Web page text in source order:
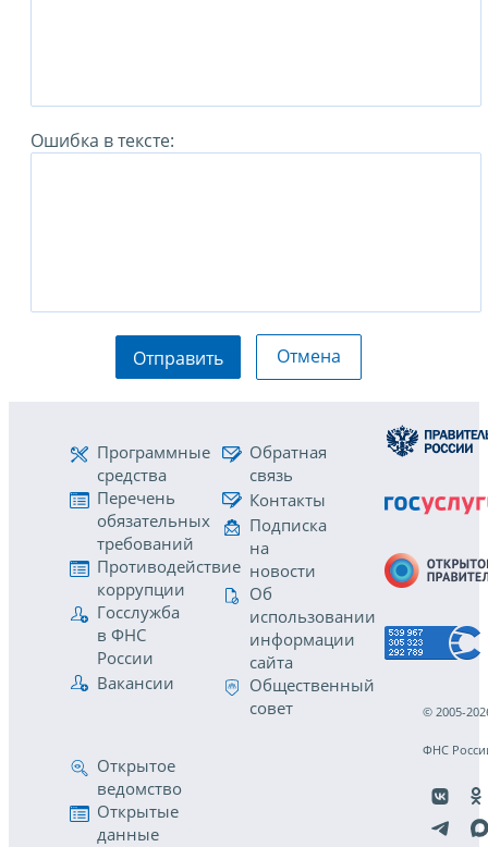
Ошибка в тексте:
Отправить Отмена
Программные
средства
Перечень
обязательных
требований
Противодействие
коррупции
Госслужба
в ФНС
России
Вакансии
Обратная
связь
Контакты
Подписка
на
новости
Об
использовании
информации
сайта
Общественный
совет
Открытое
ведомство
Открытые
данные
© 2005-
ФНС